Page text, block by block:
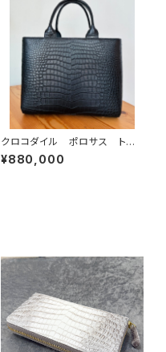
クロコダイル ポロサス トー
トバッグ 黒
¥880,000